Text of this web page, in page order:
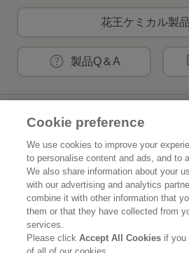
花王ケミカル製
製品Q＆A
花王公式SNSアカ
Home
サステナビリティ
Cookie preference
We use cookies to improve your
to personalise content and ads, and to
We also share information about your
with our advertising and analytics
combine it with other information that
them or that they have collected from
services.
Please clickAccept All Cookies if you